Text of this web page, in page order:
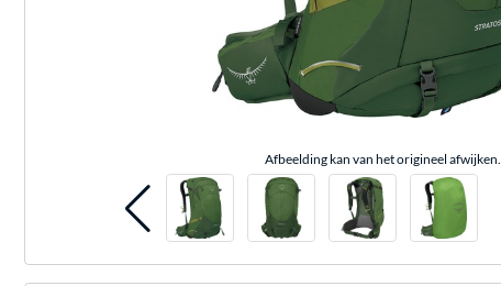
Afbeelding kan van het origineel afwijken.